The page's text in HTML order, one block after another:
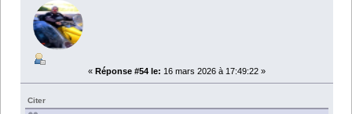
« Réponse #54 le: 16 mars 2026 à 17:49:22 »
Citer